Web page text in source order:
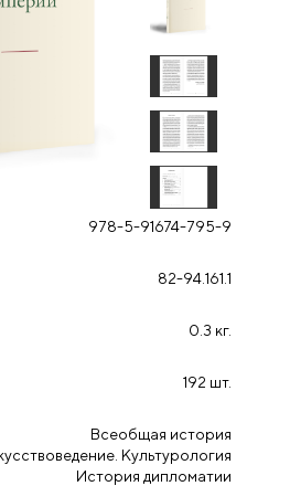
978-5-91674-795-9
82-94.161.1
0.3 кг.
192 шт.
Всеобщая история
Культурология
История дипломатии